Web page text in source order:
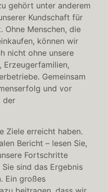
gehört unter anderem
Kundschaft für
Ohne Menschen, die
können wir
nicht ohne unsere
Erzeugerfamilien,
Gemeinsam
und vor
der
Ziele erreicht haben.
Bericht – lesen Sie,
Fortschritte
sind das Ergebnis
Ein großes